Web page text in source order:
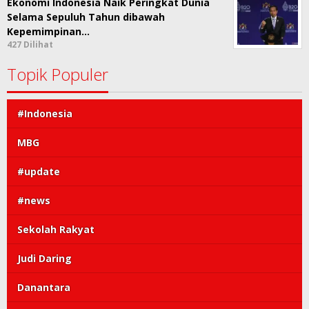
Selama Sepuluh Tahun dibawah
Kepemimpinan…
427 Dilihat
Topik Populer
#Indonesia
MBG
#update
#news
Sekolah Rakyat
Judi Daring
Danantara